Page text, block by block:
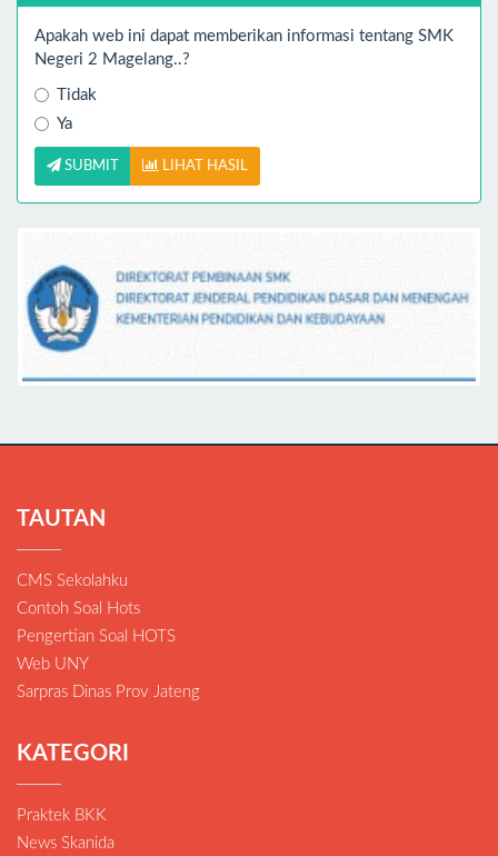
Apakah web ini dapat memberikan informasi tentang SMK
Negeri 2 Magelang..?
Tidak
Ya
SUBMIT LIHAT HASIL
TAUTAN
CMS Sekolahku
Contoh Soal Hots
Pengertian Soal HOTS
Web UNY
Sarpras Dinas Prov Jateng
KATEGORI
Praktek BKK
News Skanida